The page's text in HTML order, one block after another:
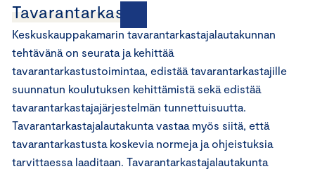
Tavarantarkastus
Keskuskauppakamarin tavarantarkastajalautakunnan
tehtävänä on seurata ja kehittää
tavarantarkastustoimintaa, edistää tavarantarkastajille
suunnatun koulutuksen kehittämistä sekä edistää
tavarantarkastajajärjestelmän tunnettuisuutta.
Tavarantarkastajalautakunta vastaa myös siitä, että
tavarantarkastusta koskevia normeja ja ohjeistuksia
tarvittaessa laaditaan. Tavarantarkastajalautakunta